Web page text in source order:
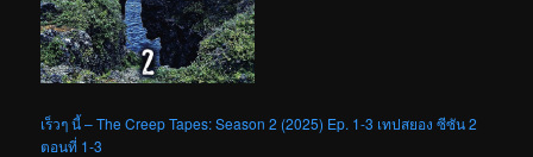
เร็วๆ นี้ – The Creep Tapes: Season 2 (2025) Ep. 1-3 เทปสยอง ซีซัน 2
ตอนที่ 1-3